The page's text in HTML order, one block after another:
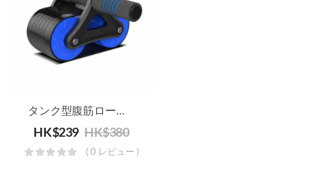
タンク型腹筋ローラー
HK$239 HK$380
( 0 レビュー )